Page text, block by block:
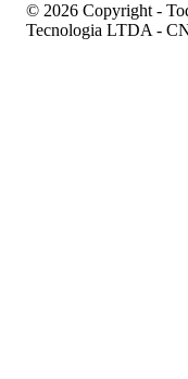
© 2026 Copyright -
Tecnologia LTDA -